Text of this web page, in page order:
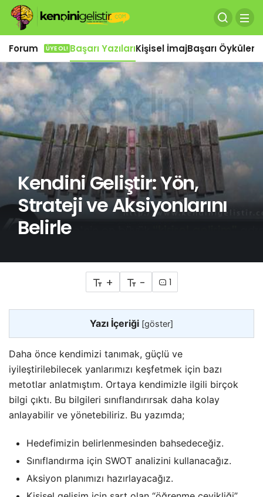
Forum ÜYE OL! Başarı YazılarıKişisel İmajBaşarı Öyküleri
Kendini Geliştir: Yön,
Strateji ve Aksiyonlarını
Belirle
+ - 1
Yazı İçeriği [göster]
Daha önce kendimizi tanımak, güçlü ve
iyileştirilebilecek yanlarımızı keşfetmek için bazı
metotlar anlatmıştım. Ortaya kendimizle ilgili birçok
bilgi çıktı. Bu bilgileri sınıflandırırsak daha kolay
anlayabilir ve yönetebiliriz. Bu yazımda;
Hedefimizin belirlenmesinden bahsedeceğiz.
Sınıflandırma için SWOT analizini kullanacağız.
Aksiyon planımızı hazırlayacağız.